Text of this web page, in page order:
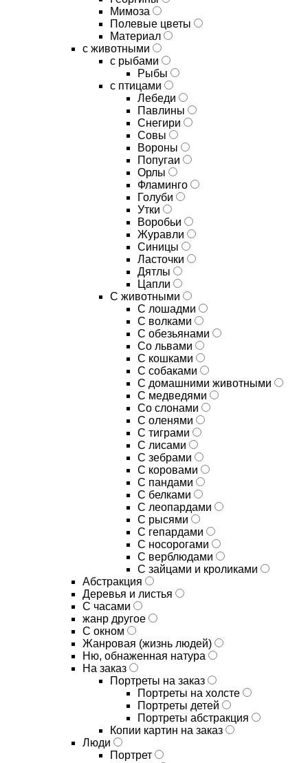
Мимоза
Полевые цветы
Материал
с животными
с рыбами
Рыбы
с птицами
Лебеди
Павлины
Снегири
Совы
Вороны
Попугаи
Орлы
Фламинго
Голуби
Утки
Воробьи
Журавли
Синицы
Ласточки
Дятлы
Цапли
С животными
С лошадми
С волками
С обезьянами
Со львами
С кошками
С собаками
С домашними животными
С медведями
Со слонами
С оленями
С тиграми
С лисами
С зебрами
С коровами
С пандами
С белками
С леопардами
С рысями
С гепардами
С носорогами
С верблюдами
С зайцами и кроликами
Абстракция
Деревья и листья
С часами
жанр другое
С окном
Жанровая (жизнь людей)
Ню, обнаженная натура
На заказ
Портреты на заказ
Портреты на холсте
Портреты детей
Портреты абстракция
Копии картин на заказ
Люди
Портрет